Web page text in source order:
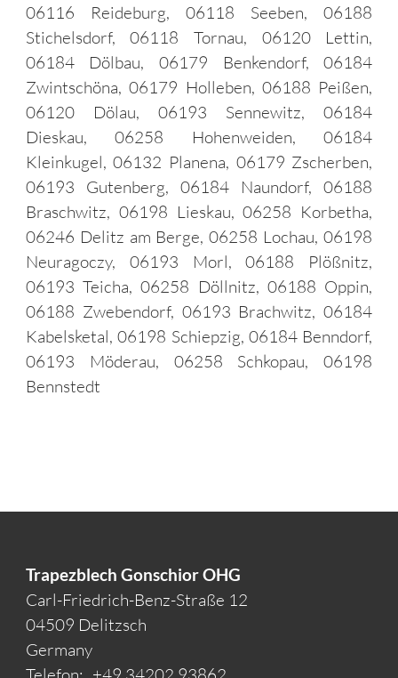
06116 Reideburg, 06118 Seeben, 06188
Stichelsdorf, 06118 Tornau, 06120 Lettin,
06184 Dölbau, 06179 Benkendorf, 06184
Zwintschöna, 06179 Holleben, 06188 Peißen,
06120 Dölau, 06193 Sennewitz, 06184
Dieskau, 06258 Hohenweiden, 06184
Kleinkugel, 06132 Planena, 06179 Zscherben,
06193 Gutenberg, 06184 Naundorf, 06188
Braschwitz, 06198 Lieskau, 06258 Korbetha,
06246 Delitz am Berge, 06258 Lochau, 06198
Neuragoczy, 06193 Morl, 06188 Plößnitz,
06193 Teicha, 06258 Döllnitz, 06188 Oppin,
06188 Zwebendorf, 06193 Brachwitz, 06184
Kabelsketal, 06198 Schiepzig, 06184 Benndorf,
06193 Möderau, 06258 Schkopau, 06198
Bennstedt
Trapezblech Gonschior OHG
Carl-Friedrich-Benz-Straße 12
04509 Delitzsch
Germany